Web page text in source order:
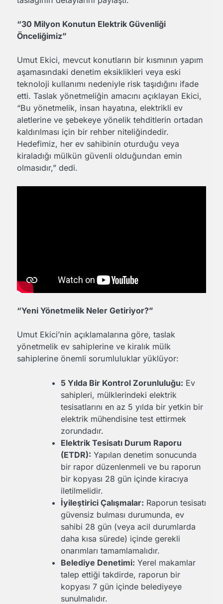
“30 Milyon Konutun Elektrik Güvenliği
Önceliğimiz”
Umut Ekici, mevcut konutların bir kısmının yapım
aşamasındaki denetim eksiklikleri veya eski
teknoloji kullanımı nedeniyle risk taşıdığını ifade
etti. Taslak yönetmeliğin amacını açıklayan Ekici,
“Bu yönetmelik, insan hayatına, elektrikli ev
aletlerine ve şebekeye yönelik tehditlerin ortadan
kaldırılması için bir rehber niteliğindedir.
Hedefimiz, her ev sahibinin oturduğu veya
kiraladığı mülkün güvenli olduğundan emin
olmasıdır,” dedi.
“Yeni Yönetmelik Neler Getiriyor?”
Umut Ekici’nin açıklamalarına göre, taslak
yönetmelik ev sahiplerine ve kiralık mülk
sahiplerine önemli sorumluluklar yüklüyor:
5 Yılda Bir Kontrol Zorunluluğu: Ev
sahipleri, mülklerindeki elektrik
tesisatlarını en az 5 yılda bir yetkin bir
elektrik mühendisine test ettirmek
zorundadır.
Elektrik Tesisatı Durum Raporu
(ETDR): Yapılan denetim sonucunda
bir rapor düzenlenmeli ve bu raporun
bir kopyası 28 gün içinde kiracıya
iletilmelidir.
İyileştirici Çalışmalar: Raporun tesisatı
güvensiz bulması durumunda, ev
sahibi 28 gün (veya acil durumlarda
daha kısa sürede) içinde gerekli
onarımları tamamlamalıdır.
Belediye Denetimi: Yerel makamlar
talep ettiği takdirde, raporun bir
kopyası 7 gün içinde belediyeye
sunulmalıdır.